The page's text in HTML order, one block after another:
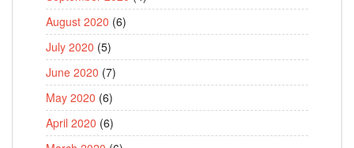
August 2020 (6)
July 2020 (5)
June 2020 (7)
May 2020 (6)
April 2020 (6)